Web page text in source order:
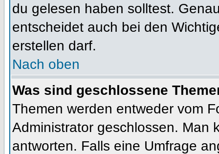
du gelesen haben solltest.
entscheidet auch bei den
erstellen darf.
Nach oben
Was sind geschlossene
Themen werden entweder vom
Administrator geschlossen. Man
antworten. Falls eine Umfrage